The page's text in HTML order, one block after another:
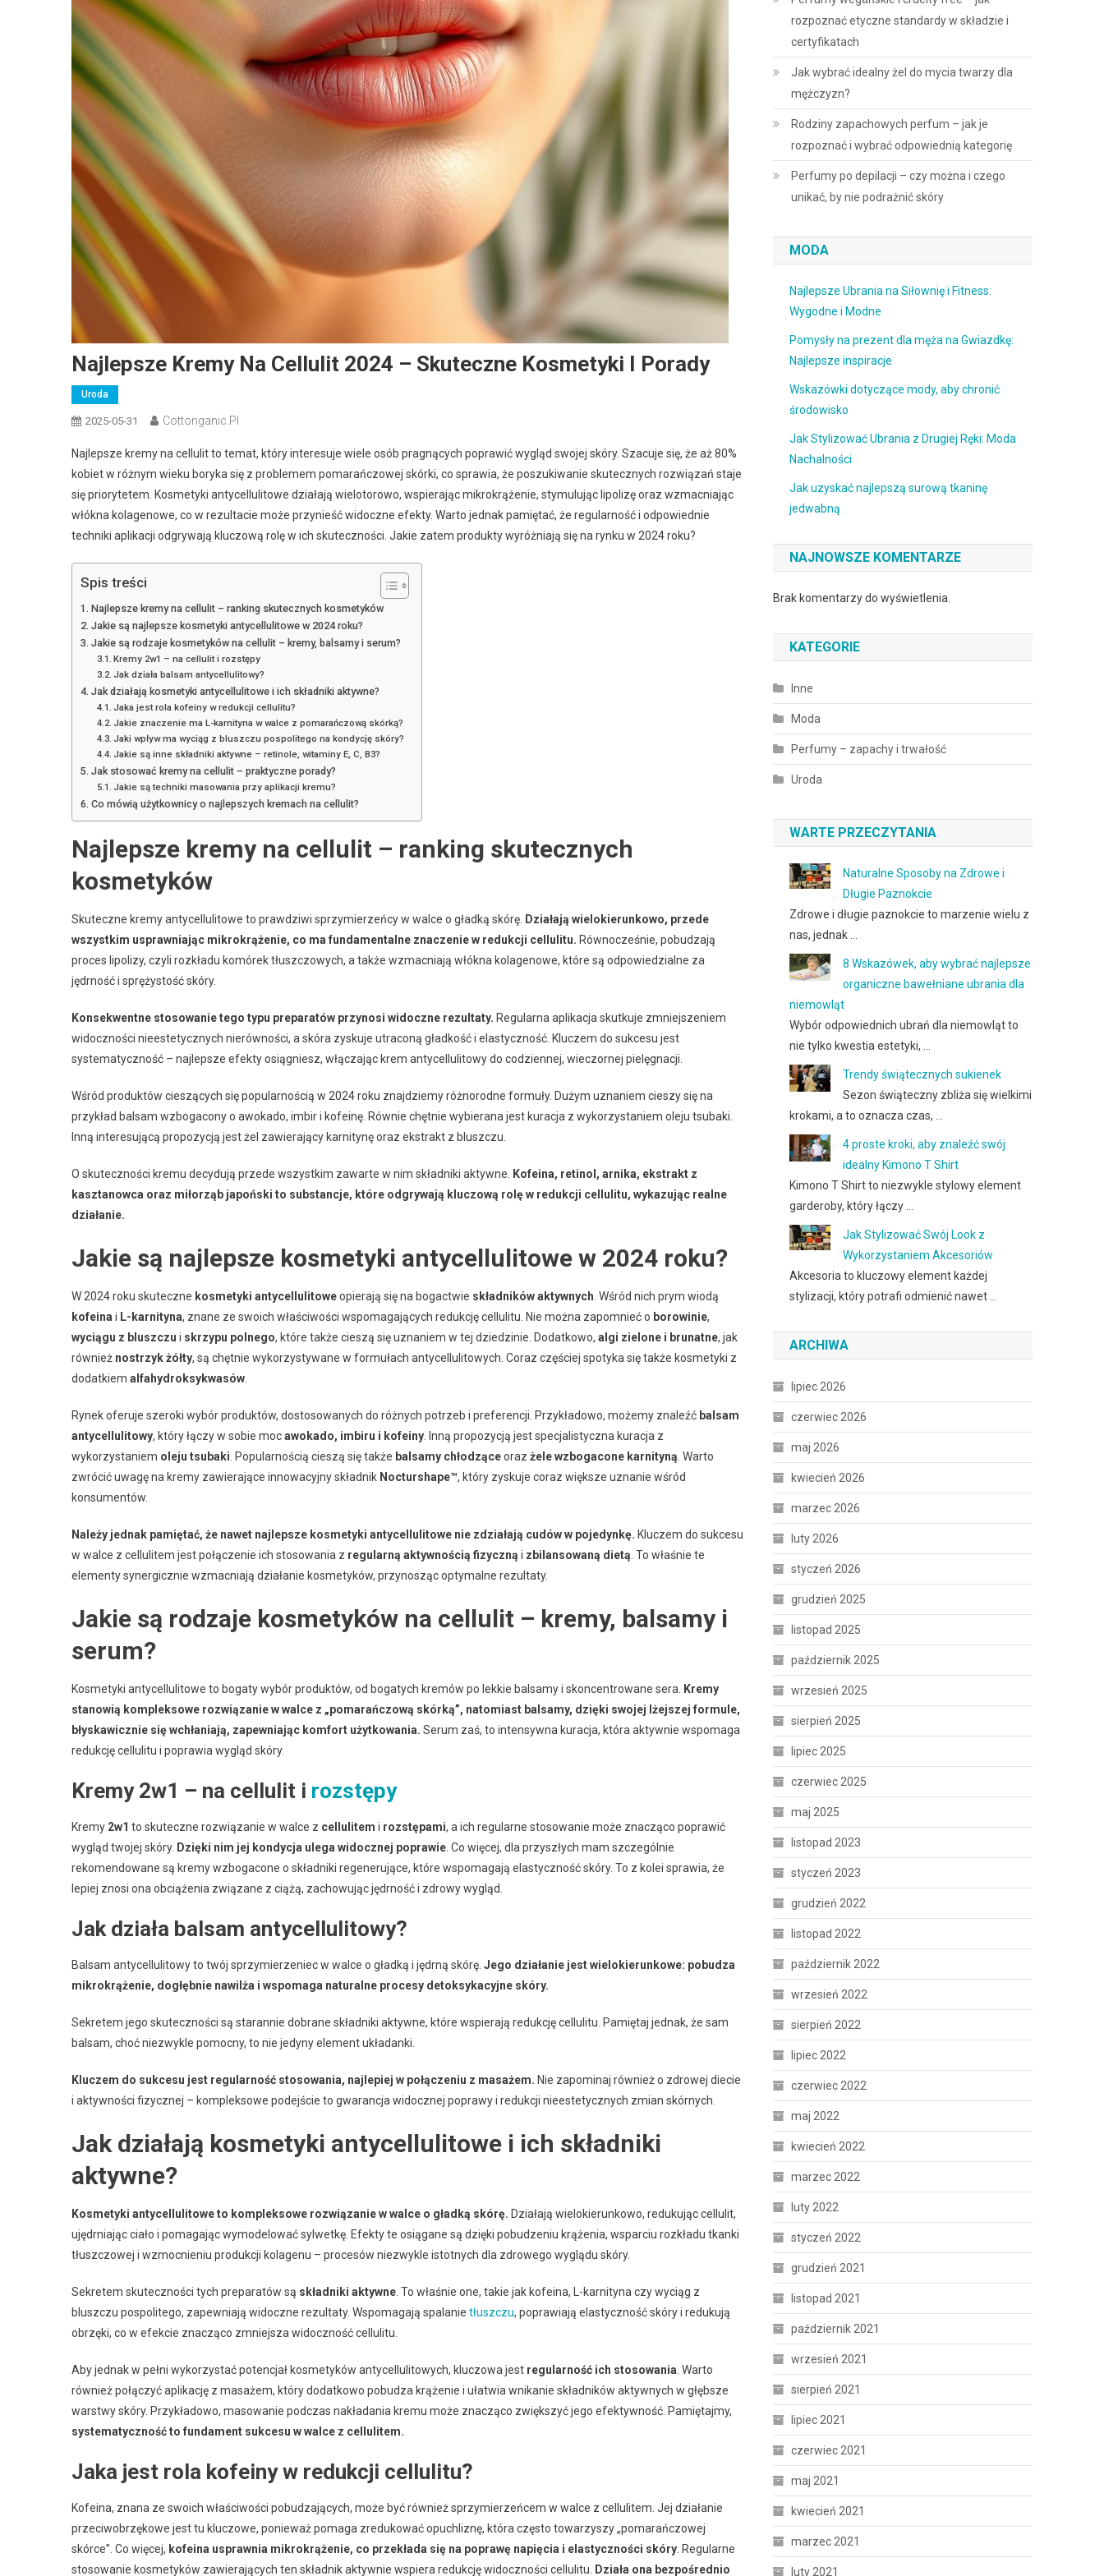
Najlepsze Kremy Na Cellulit 2024 – Skuteczne Kosmetyki I Porady
Uroda
2025-05-31 Cottonganic.pl
Najlepsze kremy na cellulit to temat, który interesuje wiele osób pragnących poprawić wygląd swojej skóry. Szacuje się, że aż 80%
kobiet w różnym wieku boryka się z problemem pomarańczowej skórki, co sprawia, że poszukiwanie skutecznych rozwiązań staje
się priorytetem. Kosmetyki antycellulitowe działają wielotorowo, wspierając mikrokrążenie, stymulując lipolizę oraz wzmacniając
włókna kolagenowe, co w rezultacie może przynieść widoczne efekty. Warto jednak pamiętać, że regularność i odpowiednie
techniki aplikacji odgrywają kluczową rolę w ich skuteczności. Jakie zatem produkty wyróżniają się na rynku w 2024 roku?
Spis treści
Najlepsze kremy na cellulit – ranking skutecznych kosmetyków
Jakie są najlepsze kosmetyki antycellulitowe w 2024 roku?
Jakie są rodzaje kosmetyków na cellulit – kremy, balsamy i serum?
Kremy 2w1 – na cellulit i rozstępy
Jak działa balsam antycellulitowy?
Jak działają kosmetyki antycellulitowe i ich składniki aktywne?
Jaka jest rola kofeiny w redukcji cellulitu?
Jakie znaczenie ma L-karnityna w walce z pomarańczową skórką?
Jaki wpływ ma wyciąg z bluszczu pospolitego na kondycję skóry?
Jakie są inne składniki aktywne – retinole, witaminy E, C, B3?
Jak stosować kremy na cellulit – praktyczne porady?
Jakie są techniki masowania przy aplikacji kremu?
Co mówią użytkownicy o najlepszych kremach na cellulit?
Najlepsze kremy na cellulit – ranking skutecznych
kosmetyków
Skuteczne kremy antycellulitowe to prawdziwi sprzymierzeńcy w walce o gładką skórę. Działają wielokierunkowo, przede
wszystkim usprawniając mikrokrążenie, co ma fundamentalne znaczenie w redukcji cellulitu. Równocześnie, pobudzają
proces lipolizy, czyli rozkładu komórek tłuszczowych, a także wzmacniają włókna kolagenowe, które są odpowiedzialne za
jędrność i sprężystość skóry.
Konsekwentne stosowanie tego typu preparatów przynosi widoczne rezultaty. Regularna aplikacja skutkuje zmniejszeniem
widoczności nieestetycznych nierówności, a skóra zyskuje utraconą gładkość i elastyczność. Kluczem do sukcesu jest
systematyczność – najlepsze efekty osiągniesz, włączając krem antycellulitowy do codziennej, wieczornej pielęgnacji.
Wśród produktów cieszących się popularnością w 2024 roku znajdziemy różnorodne formuły. Dużym uznaniem cieszy się na
przykład balsam wzbogacony o awokado, imbir i kofeinę. Równie chętnie wybierana jest kuracja z wykorzystaniem oleju tsubaki.
Inną interesującą propozycją jest żel zawierający karnitynę oraz ekstrakt z bluszczu.
O skuteczności kremu decydują przede wszystkim zawarte w nim składniki aktywne.
Kofeina, retinol, arnika, ekstrakt z
kasztanowca oraz miłorząb japoński to substancje, które odgrywają kluczową rolę w redukcji cellulitu, wykazując realne
działanie.
Jakie są najlepsze kosmetyki antycellulitowe w 2024 roku?
W 2024 roku skuteczne kosmetyki antycellulitoweopierają się na bogactwie składników aktywnych . Wśród nich prym wiodą
kofeina i L-karnityna, znane ze swoich właściwości wspomagających redukcję cellulitu. Nie można zapomnieć o borowinie,
wyciągu z bluszczu i skrzypu polnego, które także cieszą się uznaniem w tej dziedzinie. Dodatkowo, algi zielone i brunatne, jak
również nostrzyk żółty, są chętnie wykorzystywane w formułach antycellulitowych. Coraz częściej spotyka się także kosmetyki z
dodatkiem alfahydroksykwasów
Rynek oferuje szeroki wybór produktów, dostosowanych do różnych potrzeb i preferencji. Przykładowo, możemy znaleźć balsam
antycellulitowy, który łączy w sobie mocawokado, imbiru i kofeiny . Inną propozycją jest specjalistyczna kuracja z
wykorzystaniem oleju tsubaki . Popularnością cieszą się także balsamy chłodząceoraz żele wzbogacone karnityną . Warto
zwrócić uwagę na kremy zawierające innowacyjny składnik Nocturshape™, który zyskuje coraz większe uznanie wśród
konsumentów.
Należy jednak pamiętać, że nawet najlepsze kosmetyki antycellulitowe nie zdziałają cudów w pojedynkę. Kluczem do sukcesu
w walce z cellulitem jest połączenie ich stosowania z regularną aktywnością fizyczną i zbilansowaną dietą . To właśnie te
elementy synergicznie wzmacniają działanie kosmetyków, przynosząc optymalne rezultaty.
Jakie są rodzaje kosmetyków na cellulit – kremy, balsamy i
serum?
Kosmetyki antycellulitowe to bogaty wybór produktów, od bogatych kremów po lekkie balsamy i skoncentrowane sera.
Kremy
stanowią kompleksowe rozwiązanie w walce z „pomarańczową skórką”, natomiast balsamy, dzięki swojej lżejszej formule,
błyskawicznie się wchłaniają, zapewniając komfort użytkowania. Serum zaś, to intensywna kuracja, która aktywnie wspomaga
redukcję cellulitu i poprawia wygląd skóry.
Kremy 2w1 – na cellulit i rozstępy
Kremy 2w1 to skuteczne rozwiązanie w walce z cellulitem i rozstępami, a ich regularne stosowanie może znacząco poprawić
wygląd twojej skóry. Dzięki nim jej kondycja ulega widocznej poprawie . Co więcej, dla przyszłych mam szczególnie
rekomendowane są kremy wzbogacone o składniki regenerujące, które wspomagają elastyczność skóry. To z kolei sprawia, że
lepiej znosi ona obciążenia związane z ciążą, zachowując jędrność i zdrowy wygląd.
Jak działa balsam antycellulitowy?
Balsam antycellulitowy to twój sprzymierzeniec w walce o gładką i jędrną skórę. Jego działanie jest wielokierunkowe: pobudza
mikrokrążenie, dogłębnie nawilża i wspomaga naturalne procesy detoksykacyjne skóry.
Sekretem jego skuteczności są starannie dobrane składniki aktywne, które wspierają redukcję cellulitu. Pamiętaj jednak, że sam
balsam, choć niezwykle pomocny, to nie jedyny element układanki.
Kluczem do sukcesu jest regularność stosowania, najlepiej w połączeniu z masażem. Nie zapominaj również o zdrowej diecie
i aktywności fizycznej – kompleksowe podejście to gwarancja widocznej poprawy i redukcji nieestetycznych zmian skórnych.
Jak działają kosmetyki antycellulitowe i ich składniki
aktywne?
Kosmetyki antycellulitowe to kompleksowe rozwiązanie w walce o gładką skórę. Działają wielokierunkowo, redukując cellulit,
ujędrniając ciało i pomagając wymodelować sylwetkę. Efekty te osiągane są dzięki pobudzeniu krążenia, wsparciu rozkładu tkanki
tłuszczowej i wzmocnieniu produkcji kolagenu – procesów niezwykle istotnych dla zdrowego wyglądu skóry.
Sekretem skuteczności tych preparatów są składniki aktywne . To właśnie one, takie jak kofeina, L-karnityna czy wyciąg z
bluszczu pospolitego, zapewniają widoczne rezultaty. Wspomagają spalanie tłuszczu, poprawiają elastyczność skóry i redukują
obrzęki, co w efekcie znacząco zmniejsza widoczność cellulitu.
Aby jednak w pełni wykorzystać potencjał kosmetyków antycellulitowych, kluczowa jest regularność ich stosowania . Warto
również połączyć aplikację z masażem, który dodatkowo pobudza krążenie i ułatwia wnikanie składników aktywnych w głębsze
warstwy skóry. Przykładowo, masowanie podczas nakładania kremu może znacząco zwiększyć jego efektywność. Pamiętajmy,
systematyczność to fundament sukcesu w walce z cellulitem.
Jaka jest rola kofeiny w redukcji cellulitu?
Kofeina, znana ze swoich właściwości pobudzających, może być również sprzymierzeńcem w walce z cellulitem. Jej działanie
przeciwobrzękowe jest tu kluczowe, ponieważ pomaga zredukować opuchliznę, która często towarzyszy „pomarańczowej
skórce”. Co więcej, kofeina usprawnia mikrokrążenie, co przekłada się na poprawę napięcia i elastyczności skóry . Regularne
stosowanie kosmetyków zawierających ten składnik aktywnie wspiera redukcję widoczności cellulitu.
Działa ona bezpośrednio
rozpoznać etyczne standardy w składzie i
certyfikatach
Jak wybrać idealny żel do mycia twarzy dla
mężczyzn?
Rodziny zapachowych perfum – jak je
rozpoznać i wybrać odpowiednią kategorię
Perfumy po depilacji – czy można i czego
unikać, by nie podrażnić skóry
MODA
Najlepsze Ubrania na Siłownię i Fitness:
Wygodne i Modne
Pomysły na prezent dla męża na Gwiazdkę:
Najlepsze inspiracje
Wskazówki dotyczące mody, aby chronić
środowisko
Jak Stylizować Ubrania z Drugiej Ręki: Moda
Nachalności
Jak uzyskać najlepszą surową tkaninę
jedwabną
NAJNOWSZE KOMENTARZE
Brak komentarzy do wyświetlenia.
KATEGORIE
Inne
Moda
Perfumy – zapachy i trwałość
Uroda
WARTE PRZECZYTANIA
Naturalne Sposoby na Zdrowe i
Długie Paznokcie
Zdrowe i długie paznokcie to marzenie wielu z
nas, jednak …
8 Wskazówek, aby wybrać najlepsze
organiczne bawełniane ubrania dla
niemowląt
Wybór odpowiednich ubrań dla niemowląt to
nie tylko kwestia estetyki, …
Trendy świątecznych sukienek
Sezon świąteczny zbliża się wielkimi
krokami, a to oznacza czas, …
4 proste kroki, aby znaleźć swój
idealny Kimono T Shirt
Kimono T Shirt to niezwykle stylowy element
garderoby, który łączy …
Jak Stylizować Swój Look z
Wykorzystaniem Akcesoriów
Akcesoria to kluczowy element każdej
stylizacji, który potrafi odmienić nawet …
ARCHIWA
lipiec 2026
czerwiec 2026
maj 2026
kwiecień 2026
marzec 2026
luty 2026
styczeń 2026
grudzień 2025
listopad 2025
październik 2025
wrzesień 2025
sierpień 2025
lipiec 2025
czerwiec 2025
maj 2025
listopad 2023
styczeń 2023
grudzień 2022
listopad 2022
październik 2022
wrzesień 2022
sierpień 2022
lipiec 2022
czerwiec 2022
maj 2022
kwiecień 2022
marzec 2022
luty 2022
styczeń 2022
grudzień 2021
listopad 2021
październik 2021
wrzesień 2021
sierpień 2021
lipiec 2021
czerwiec 2021
maj 2021
kwiecień 2021
marzec 2021
luty 2021